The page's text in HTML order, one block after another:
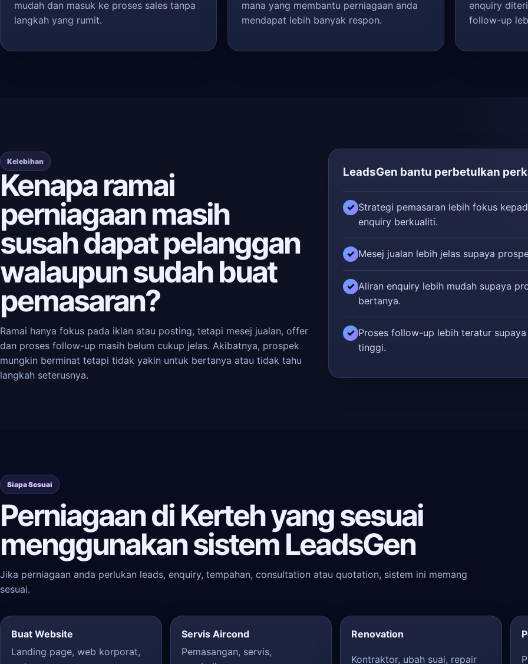
mudah dan masuk ke proses sales tanpa
langkah yang rumit.
mana yang membantu perniagaan anda
mendapat lebih banyak respon.
enquiry
follow-up
Kelebihan
Kenapa ramai
perniagaan masih
susah dapat pelanggan
walaupun sudah buat
pemasaran?
Ramai hanya fokus pada iklan atau posting, tetapi mesej jualan, offer
dan proses follow-up masih belum cukup jelas. Akibatnya, prospek
mungkin berminat tetapi tidak yakin untuk bertanya atau tidak tahu
langkah seterusnya.
LeadsGen bantu perbetulkan
✓ Strategi pemasaran lebih fokus
enquiry berkualiti.
✓ Mesej jualan lebih jelas supaya
✓ Aliran enquiry lebih mudah supaya
bertanya.
✓ Proses follow-up lebih teratur
tinggi.
Siapa Sesuai
Perniagaan di Kerteh yang sesuai
menggunakan sistem LeadsGen
Jika perniagaan anda perlukan leads, enquiry, tempahan, consultation atau quotation, sistem ini memang
sesuai.
Buat Website
Landing page, web korporat,
Servis Aircond
Pemasangan, servis,
Renovation
Kontraktor, ubah suai, repair